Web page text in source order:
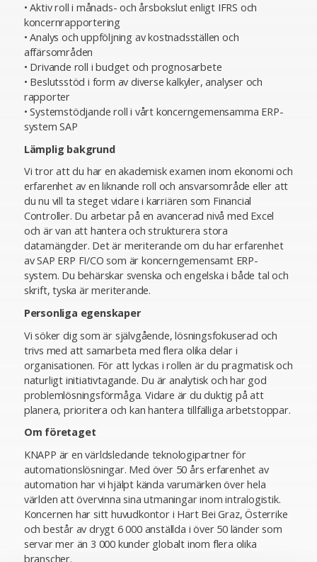
• Aktiv roll i månads- och årsbokslut enligt IFRS och
koncernrapportering
• Analys och uppföljning av kostnadsställen och
affärsområden
• Drivande roll i budget och prognosarbete
• Beslutsstöd i form av diverse kalkyler, analyser och
rapporter
• Systemstödjande roll i vårt koncerngemensamma ERP-
system SAP
Lämplig bakgrund
Vi tror att du har en akademisk examen inom ekonomi och
erfarenhet av en liknande roll och ansvarsområde eller att
du nu vill ta steget vidare i karriären som Financial
Controller. Du arbetar på en avancerad nivå med Excel
och är van att hantera och strukturera stora
datamängder. Det är meriterande om du har erfarenhet
av SAP ERP FI/CO som är koncerngemensamt ERP-
system. Du behärskar svenska och engelska i både tal och
skrift, tyska är meriterande.
Personliga egenskaper
Vi söker dig som är självgående, lösningsfokuserad och
trivs med att samarbeta med flera olika delar i
organisationen. För att lyckas i rollen är du pragmatisk och
naturligt initiativtagande. Du är analytisk och har god
problemlösningsförmåga. Vidare är du duktig på att
planera, prioritera och kan hantera tillfälliga arbetstoppar.
Om företaget
KNAPP är en världsledande teknologipartner för
automationslösningar. Med över 50 års erfarenhet av
automation har vi hjälpt kända varumärken över hela
världen att övervinna sina utmaningar inom intralogistik.
Koncernen har sitt huvudkontor i Hart Bei Graz, Österrike
och består av drygt 6 000 anställda i över 50 länder som
servar mer än 3 000 kunder globalt inom flera olika
branscher.